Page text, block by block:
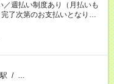
週払い制度あり（月払いも
了次第のお支払いとなりま
/ …